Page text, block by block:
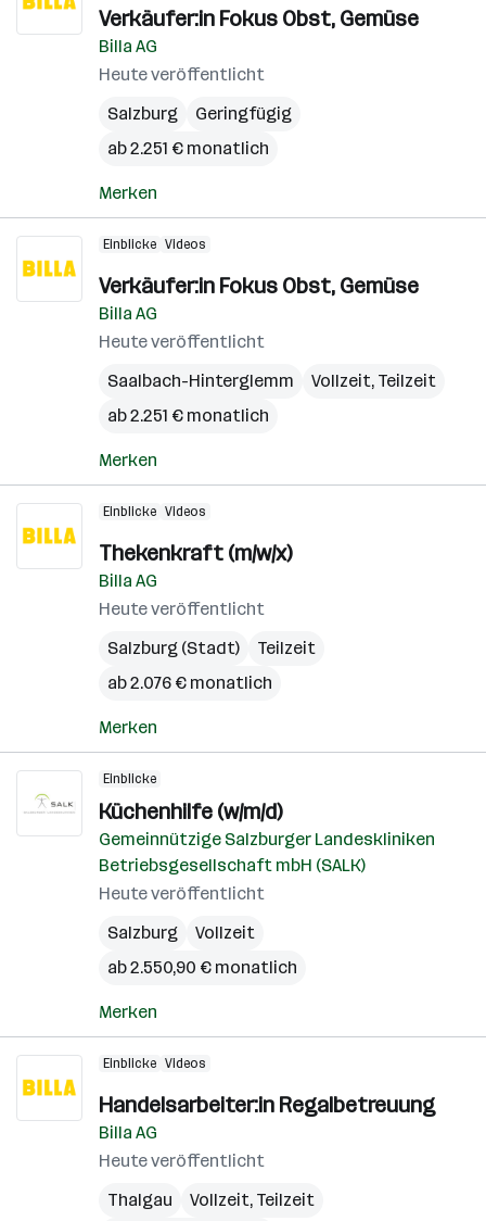
Verkäufer:in Fokus Obst, Gemüse
Billa AG
Heute veröffentlicht
Salzburg
Geringfügig
ab 2.251 € monatlich
Merken
Einblicke Videos
Verkäufer:in Fokus Obst, Gemüse
Billa AG
Heute veröffentlicht
Saalbach-Hinterglemm
Vollzeit, Teilzeit
ab 2.251 € monatlich
Merken
Einblicke Videos
Thekenkraft (m/w/x)
Billa AG
Heute veröffentlicht
Salzburg (Stadt)
Teilzeit
ab 2.076 € monatlich
Merken
Einblicke
Küchenhilfe (w/m/d)
Gemeinnützige Salzburger Landeskliniken
Betriebsgesellschaft mbH (SALK)
Heute veröffentlicht
Salzburg
Vollzeit
ab 2.550,90 € monatlich
Merken
Einblicke Videos
Handelsarbeiter:in Regalbetreuung
Billa AG
Heute veröffentlicht
Thalgau
Vollzeit, Teilzeit